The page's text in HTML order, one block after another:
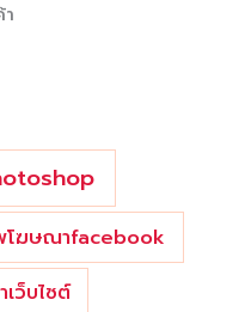
โฆษณาfacebook
ว็บไซต์